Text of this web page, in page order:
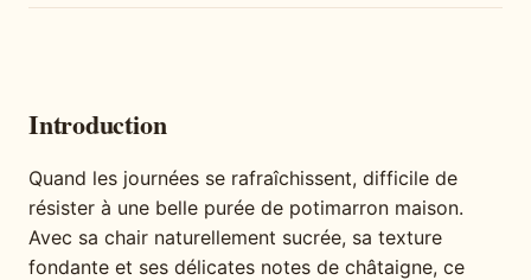
Introduction
Quand les journées se rafraîchissent, difficile de
résister à une belle purée de potimarron maison.
Avec sa chair naturellement sucrée, sa texture
fondante et ses délicates notes de châtaigne, ce